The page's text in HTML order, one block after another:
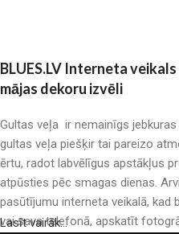
BLUES.LV Interneta
mājas dekoru izvēli
Gultas veļa ir nemainīgs
gultas veļa piešķir tai pareizo
ērtu, radot labvēlīgus apstākļus
atpūsties pēc smagas dienas.
pasūtījumu interneta veikalā, kad
vai sava telefonā, apskatīt
Lasīt vairāk...